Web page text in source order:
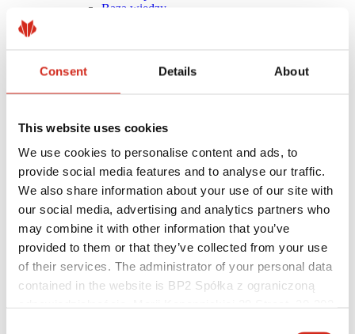
Consent Details About
This website uses cookies
We use cookies to personalise content and ads, to
provide social media features and to analyse our traffic.
We also share information about your use of our site with
our social media, advertising and analytics partners who
may combine it with other information that you’ve
provided to them or that they’ve collected from your use
of their services. The administrator of your personal data
contained in the website is BP2 Spółka z ograniczoną
Baza wiedzy
Najczęściej Zadawane Pytania (FAQ)
Dla profesjonalistów